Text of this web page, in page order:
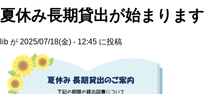
夏休み長期貸出が始まります
lib が 2025/07/18(金) - 12:45 に投稿